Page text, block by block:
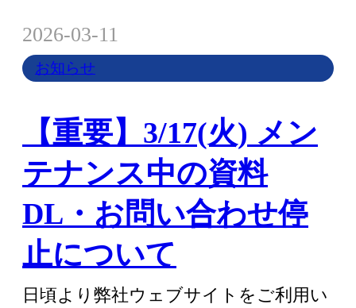
2026-03-11
お知らせ
【重要】3/17(火) メン
テナンス中の資料
DL・お問い合わせ停
止について
日頃より弊社ウェブサイトをご利用い